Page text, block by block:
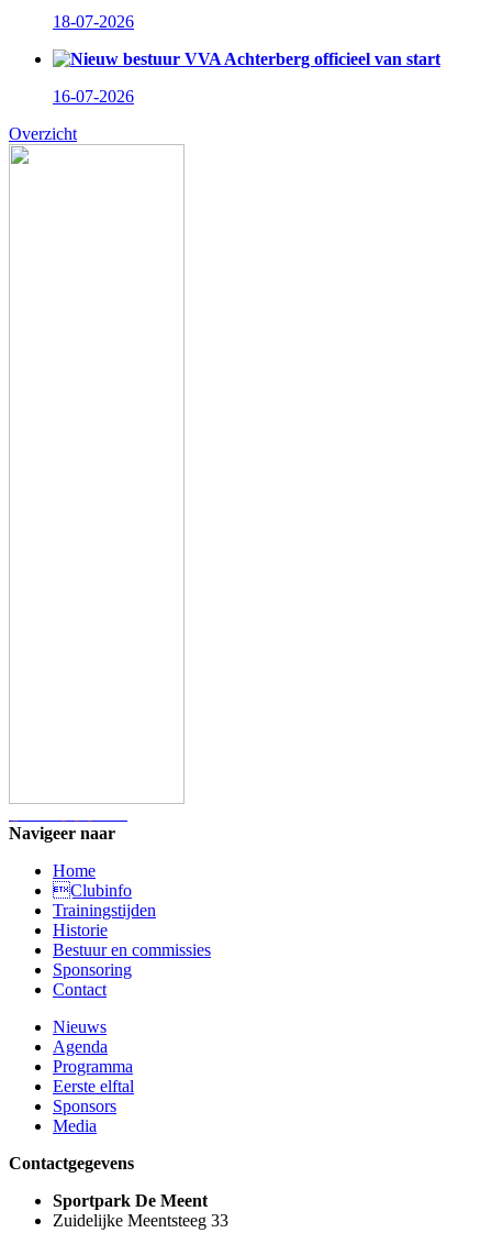
18-07-2026
Nieuw bestuur VVA Achterberg officieel van start
16-07-2026
Overzicht
Navigeer naar
Home
Clubinfo
Trainingstijden
Historie
Bestuur en commissies
Sponsoring
Contact
Nieuws
Agenda
Programma
Eerste elftal
Sponsors
Media
Contactgegevens
Sportpark De Meent
Zuidelijke Meentsteeg 33